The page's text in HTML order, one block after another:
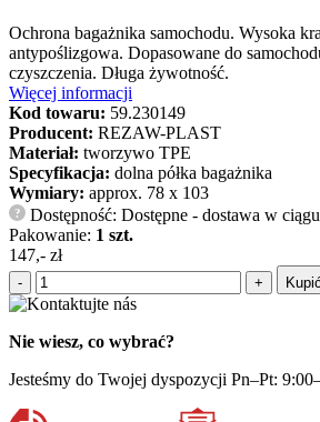
Ochrona bagażnika samochodu. Wysoka
antypoślizgowa. Dopasowane do
czyszczenia. Długa żywotność.
Więcej informacji
Kod towaru: 59.230149
Producent: REZAW-PLAST
Materiał: tworzywo TPE
Specyfikacja: dolna półka bagażnika
Wymiary: approx. 78 x 103
?
Dostępność: Dostępne - dostawa w
Pakowanie: 1 szt.
147,- zł
- + Kupić
Nie wiesz, co wybrać?
Jesteśmy do Twojej dyspozycji Pn–Pt: